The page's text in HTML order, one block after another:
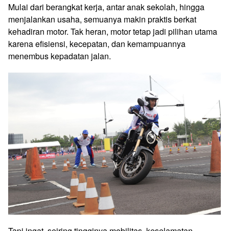
Mulai dari berangkat kerja, antar anak sekolah, hingga
menjalankan usaha, semuanya makin praktis berkat
kehadiran motor. Tak heran, motor tetap jadi pilihan utama
karena efisiensi, kecepatan, dan kemampuannya
menembus kepadatan jalan.